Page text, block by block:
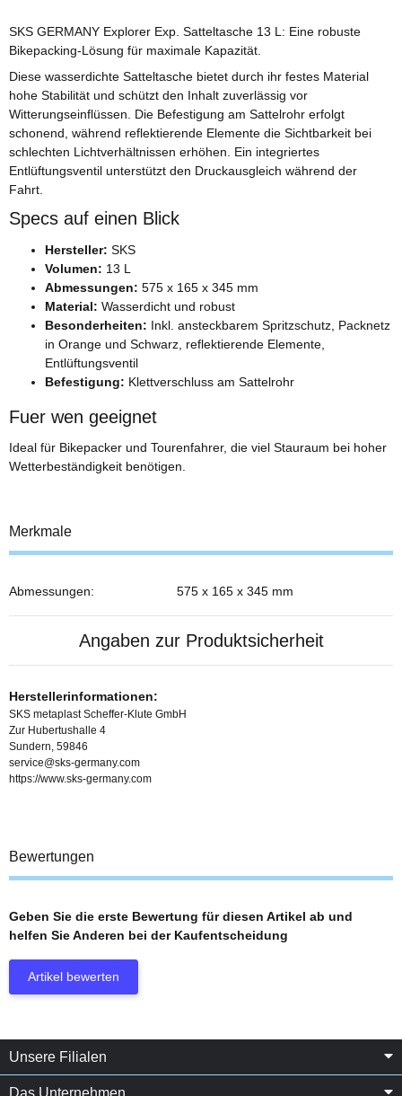
SKS GERMANY Explorer Exp. Satteltasche 13 L: Eine robuste
Bikepacking-Lösung für maximale Kapazität.
Diese wasserdichte Satteltasche bietet durch ihr festes Material
hohe Stabilität und schützt den Inhalt zuverlässig vor
Witterungseinflüssen. Die Befestigung am Sattelrohr erfolgt
schonend, während reflektierende Elemente die Sichtbarkeit bei
schlechten Lichtverhältnissen erhöhen. Ein integriertes
Entlüftungsventil unterstützt den Druckausgleich während der
Fahrt.
Specs auf einen Blick
Hersteller: SKS
Volumen: 13 L
Abmessungen: 575 x 165 x 345 mm
Material: Wasserdicht und robust
Besonderheiten: Inkl. ansteckbarem Spritzschutz, Packnetz
in Orange und Schwarz, reflektierende Elemente,
Entlüftungsventil
Befestigung: Klettverschluss am Sattelrohr
Fuer wen geeignet
Ideal für Bikepacker und Tourenfahrer, die viel Stauraum bei hoher
Wetterbeständigkeit benötigen.
Merkmale
Abmessungen: 575 x 165 x 345 mm
Angaben zur Produktsicherheit
Herstellerinformationen:
SKS metaplast Scheffer-Klute GmbH
Zur Hubertushalle 4
Sundern, 59846
service@sks-germany.com
https://www.sks-germany.com
Bewertungen
Geben Sie die erste Bewertung für diesen Artikel ab und
helfen Sie Anderen bei der Kaufentscheidung
Artikel bewerten
Unsere Filialen
Das Unternehmen